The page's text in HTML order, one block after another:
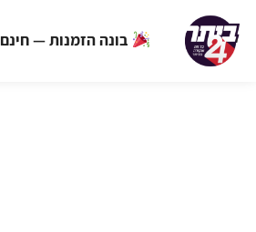
בונה הזמנות — חינם